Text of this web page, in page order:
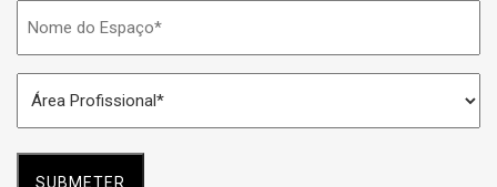
do
Espaço
Profissional
*